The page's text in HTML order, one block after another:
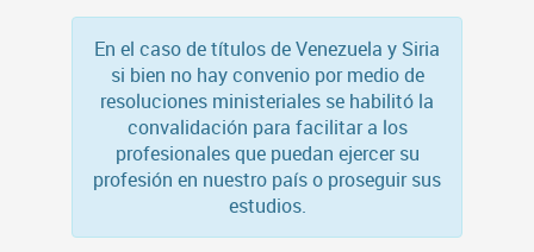
En el caso de títulos de Venezuela y Siria
si bien no hay convenio por medio de
resoluciones ministeriales se habilitó la
convalidación para facilitar a los
profesionales que puedan ejercer su
profesión en nuestro país o proseguir sus
estudios.